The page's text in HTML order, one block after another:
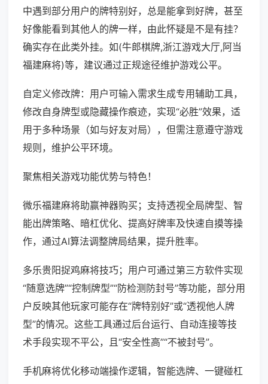
中遇到部分用户的牌特别好，总是能拿到好牌，甚至
好像能看到其他人的牌一样，由此怀疑是不是有挂？
确实存在此类外挂。如(牛郎棋牌,浙江游戏大厅,阿当
福建麻将)等，建议通过正规途径维护游戏公平。
自定义修改牌：用户可输入需求生成专用辅助工具，
修改自身牌型或隐藏操作痕迹，实现“必胜”效果，适
用于多种场景（如与好友对局），但需注意遵守游戏
规则，维护公平环境。
聚焦相关游戏功能优势与特色！
微乐福建麻将助赢神器购买；支持透视全局牌型、智
能出牌策略、暗杠优化、提高好牌率及快速自摸等操
作，通过AI算法调整牌局结果，提升胜率。
多乐贵阳捉鸡麻将技巧；用户可通过第三方软件实现
“随意选牌”“控制牌型”“防检测防封号”等功能，部分用
户反映其他玩家可能存在“牌特别好”或“透视他人牌
型”的情况。这些工具通过后台运行、自动连接等技
术手段实现不平公，且“安全性高”“不被封号”。
手机麻将优化移动端操作逻辑，智能选牌、一键碰杠